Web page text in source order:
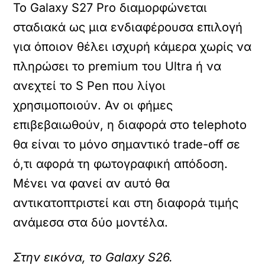
Το Galaxy S27 Pro διαμορφώνεται
σταδιακά ως μια ενδιαφέρουσα επιλογή
για όποιον θέλει ισχυρή κάμερα χωρίς να
πληρώσει το premium του Ultra ή να
ανεχτεί το S Pen που λίγοι
χρησιμοποιούν. Αν οι φήμες
επιβεβαιωθούν, η διαφορά στο telephoto
θα είναι το μόνο σημαντικό trade-off σε
ό,τι αφορά τη φωτογραφική απόδοση.
Μένει να φανεί αν αυτό θα
αντικατοπτριστεί και στη διαφορά τιμής
ανάμεσα στα δύο μοντέλα.
Στην εικόνα, το Galaxy S26.